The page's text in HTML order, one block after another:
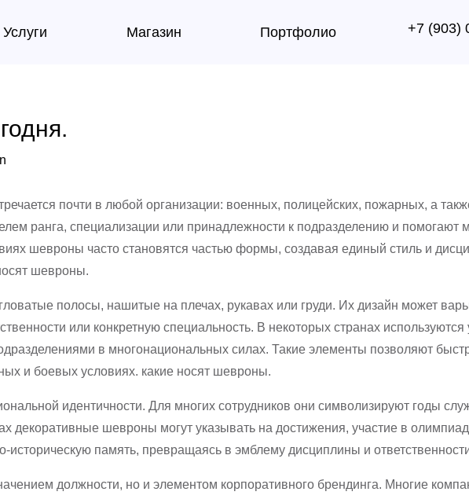
Услуги Магазин Портфолио +7 (903)
почти в любой организации: военных, полицейских, пожарных, а
ранга, специализации или принадлежности к подразделению и помогают
шевроны часто становятся частью формы, создавая единый стиль и
шевроны.
полосы, нашитые на плечах, рукавах или груди. Их дизайн может
или конкретную специальность. В некоторых странах
в многонациональных силах. Такие элементы позволяют
и боевых условиях. какие носят шевроны.
идентичности. Для многих сотрудников они символизируют годы
декоративные шевроны могут указывать на достижения, участие в
историческую память, превращаясь в эмблему дисциплины и
должности, но и элементом корпоративного брендинга. Многие